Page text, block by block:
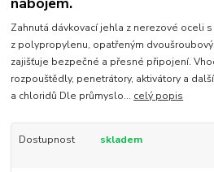
Zahnutá dávkovací jehla z nerezové oceli
z polypropylenu, opatřeným
zajišťuje bezpečné a přesné připojení.
rozpouštědly, penetrátory, aktivátory a
a chloridů Dle průmyslo... celý popis
Dostupnost skladem